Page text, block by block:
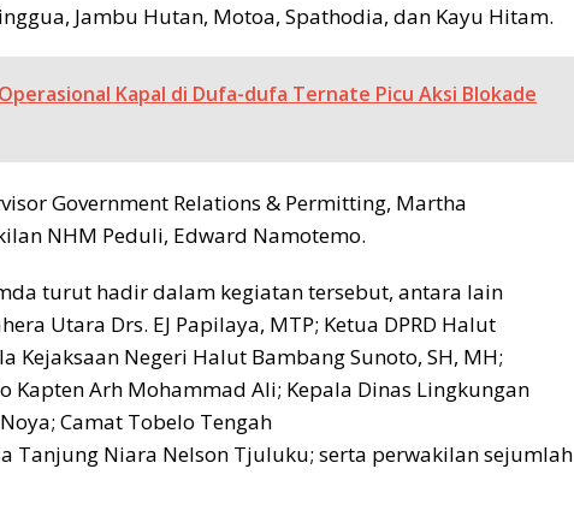
Jambu Hutan, Motoa, Spathodia, dan Kayu Hitam.
Kapal di Dufa-dufa Ternate Picu Aksi Blokade
Government Relations & Permitting, Martha
NHM Peduli, Edward Namotemo.
turut hadir dalam kegiatan tersebut, antara lain
Utara Drs. EJ Papilaya, MTP; Ketua DPRD Halut
Kejaksaan Negeri Halut Bambang Sunoto, SH, MH;
Kapten Arh Mohammad Ali; Kepala Dinas Lingkungan
Camat Tobelo Tengah
Tanjung Niara Nelson Tjuluku; serta perwakilan sejumlah